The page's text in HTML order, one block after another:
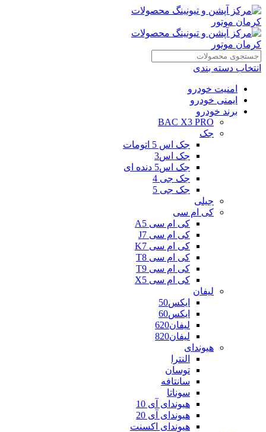
انتخاب دسته بندی
امنیت خودرو
ایمنی خودرو
برند خودرو
BAC X3 PRO
جک
جک اس 5 اتومات
جک اس3
جک اس5 دنده ای
جک جی 4
جک جی 5
جیلی
کی ام سی
کی ام سی A5
کی ام سی J7
کی ام سی K7
کی ام سی T8
کی ام سی T9
کی ام سی X5
لیفان
ایکس50
ایکس60
لیفان620
لیفان820
هیوندای
النترا
توسان
سانتافه
سوناتا
هیوندای آی 10
هیوندای آی 20
هیوندای اکسنت